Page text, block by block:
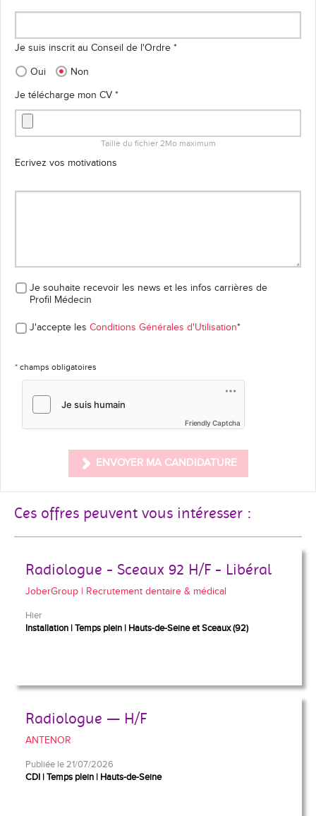
Je suis inscrit au Conseil de l'Ordre *
Oui
Non
Je télécharge mon CV *
Taille du fichier 2Mo maximum
Ecrivez vos motivations
Je souhaite recevoir les news et les infos carrières de
Profil Médecin
J'accepte les Conditions Générales d'Utilisation*
* champs obligatoires
Friendly Captcha
ENVOYER MA CANDIDATURE
Ces offres peuvent vous intéresser :
Radiologue - Sceaux 92 H/F - Libéral
JoberGroup | Recrutement dentaire & médical
Hier
Installation Temps plein Hauts-de-Seine et Sceaux (92)
Radiologue — H/F
ANTENOR
Publiée le 21/07/2026
CDI Temps plein Hauts-de-Seine